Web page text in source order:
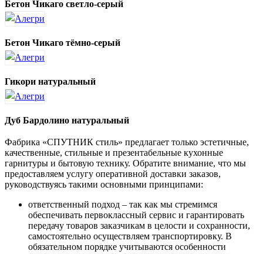
Бетон Чикаго светло-серый
Бетон Чикаго тёмно-серый
Гикори натуральный
Дуб Бардолино натуральный
Фабрика «СПУТНИК стиль» предлагает только эстетичные,
качественные, стильные и презентабельные кухонные
гарнитуры и бытовую технику. Обратите внимание, что мы
предоставляем услугу оперативной доставки заказов,
руководствуясь такими основными принципами:
ответственный подход – так как мы стремимся
обеспечивать первоклассный сервис и гарантировать
передачу товаров заказчикам в целости и сохранности,
самостоятельно осуществляем транспортировку. В
обязательном порядке учитываются особенности